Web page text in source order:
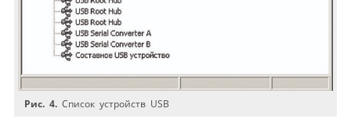
Рис. 4. Список устройств USB